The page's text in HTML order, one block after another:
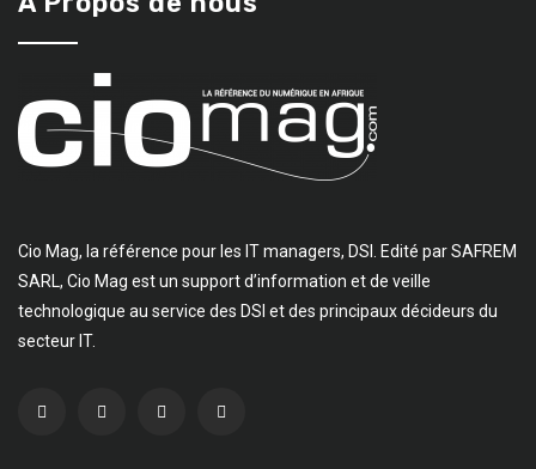
Cio Mag, la référence pour les IT managers, DSI. Edité par SAFREM
SARL, Cio Mag est un support d’information et de veille
technologique au service des DSI et des principaux décideurs du
secteur IT.